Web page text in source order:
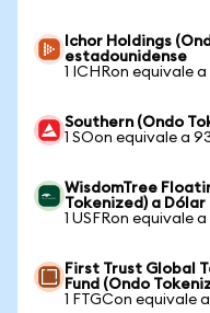
Ichor Holdings
estadounidense
1 ICHRon equivale
Southern (Ondo
1 SOon equivale a
WisdomTree
Tokenized) a
1 USFRon equivale a
First Trust Global
Fund (Ondo
1 FTGCon equivale